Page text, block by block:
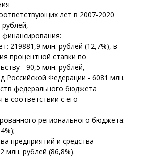
лет в 2007-2020
219881,9 млн. рублей (12,7%), в
процентной ставки по
- 90,5 млн. рублей,
Российской Федерации - 6081 млн.
федерального бюджета
соответствии с его
регионального бюджета:
предприятий и средства
млн. рублей (86,8%).